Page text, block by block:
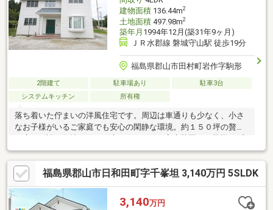
建物面積136.44m2
土地面積497.98m2
築年月 1994年12月(築31年9ヶ月)
ＪＲ水郡線 磐城守山駅 徒歩19分
福島県郡山市田村町岩作字駒形
2階建て 駐車場あり
駐車3台
システムキッチン
所有権
落ち着いた佇まいの洋風住宅です。周辺は車通りも少なく、小さ
なお子様がいるご家庭でも安心の閑静な環境。約１５０坪の贅沢
ール遊び、あるいはドッグランなど、家族の「やりたい」がすべ
て叶います。都会の喧騒を離れ、静かで開放感あふれる新生活を
ここでスタートしませんか？
福島県郡山市日和田町字千峯坦 3,140万円 5SLDK
3,140万円